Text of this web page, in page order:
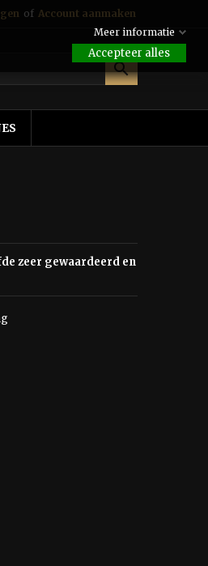
of Account aanmaken

zeer gewaardeerd en
Meer informatie
Accepteer alles